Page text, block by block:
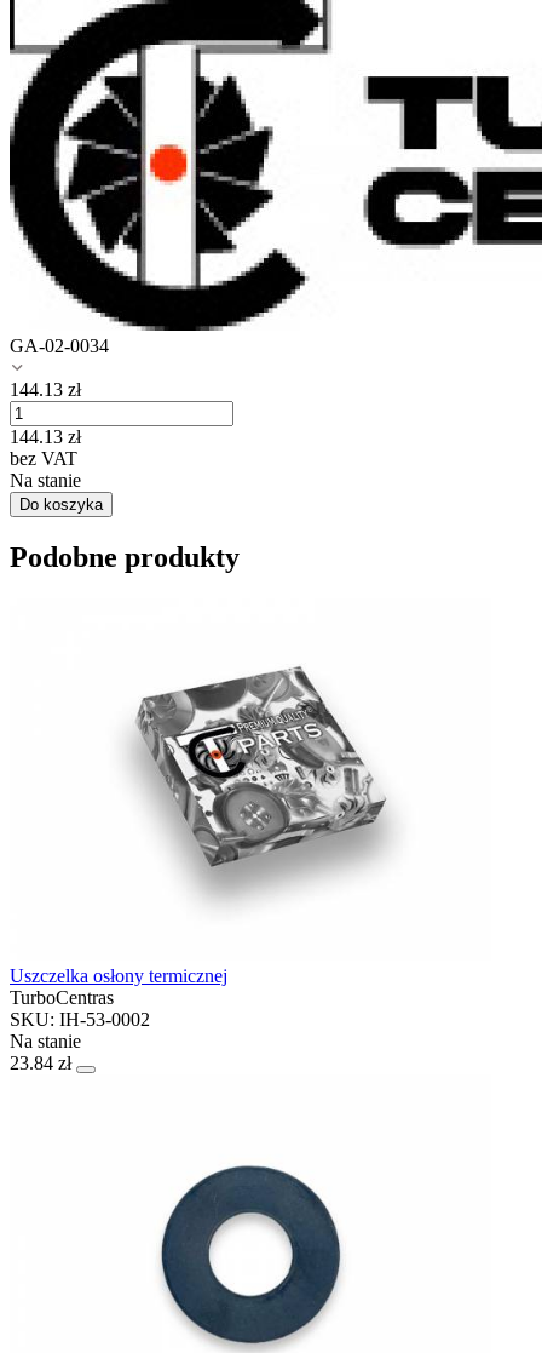
GA-02-0034
144.13 zł
144.13 zł
bez VAT
Na stanie
Do koszyka
Podobne produkty
Uszczelka osłony termicznej
TurboCentras
SKU: IH-53-0002
Na stanie
23.84 zł